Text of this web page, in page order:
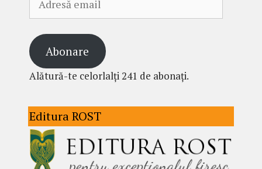
email
Abonare
Alătură-te celorlalți 241 de abonați.
Editura ROST